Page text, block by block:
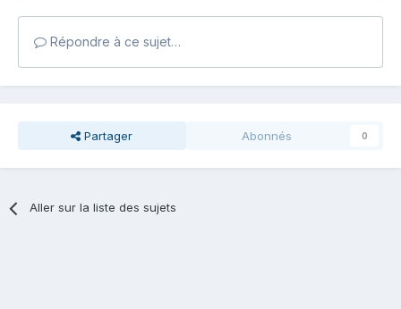
Répondre à ce sujet…
Partager Abonnés 0
Aller sur la liste des sujets